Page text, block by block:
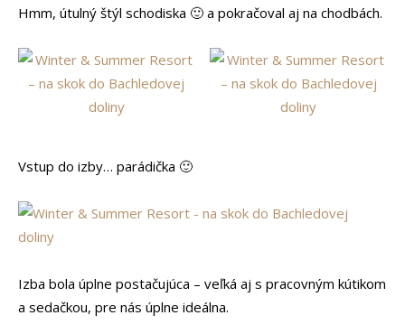
Hmm, útulný štýl schodiska 🙂 a pokračoval aj na chodbách.
Vstup do izby… parádička 🙂
Izba bola úplne postačujúca – veľká aj s pracovným kútikom
a sedačkou, pre nás úplne ideálna.